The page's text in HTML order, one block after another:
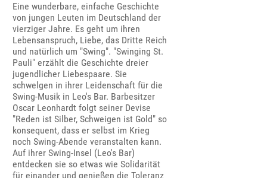
Eine wunderbare, einfache Geschichte
von jungen Leuten im Deutschland der
vierziger Jahre. Es geht um ihren
Lebensanspruch, Liebe, das Dritte Reich
und natürlich um "Swing". "Swinging St.
Pauli" erzählt die Geschichte dreier
jugendlicher Liebespaare. Sie
schwelgen in ihrer Leidenschaft für die
Swing-Musik in Leo's Bar. Barbesitzer
Oscar Leonhardt folgt seiner Devise
"Reden ist Silber, Schweigen ist Gold" so
konsequent, dass er selbst im Krieg
noch Swing-Abende veranstalten kann.
Auf ihrer Swing-Insel (Leo's Bar)
entdecken sie so etwas wie Solidarität
für einander und genießen die Toleranz